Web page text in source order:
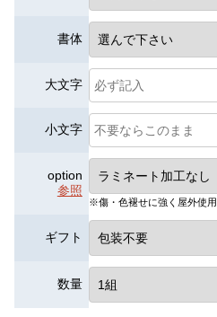
書体
大文字
小文字
option
参照
※傷・色褪せに強く屋外使用
ギフト
数量